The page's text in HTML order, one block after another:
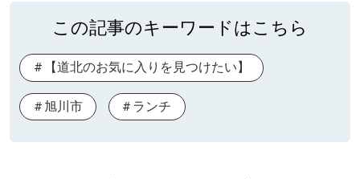
この記事のキーワードはこちら
【道北のお気に入りを見つけたい】
旭川市 ランチ